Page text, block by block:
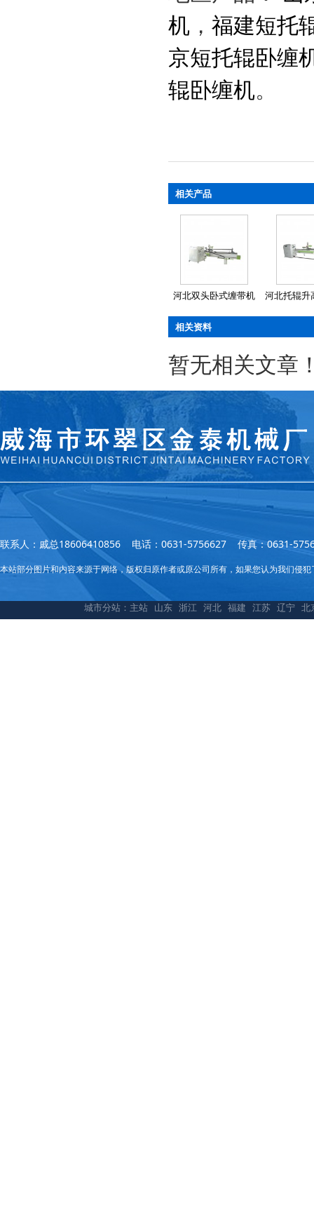
机 ， 福建短托
京短托辊卧缠
辊卧缠机。
相关产品
河北双头卧式缠带机 河北托辊升
相关资料
暂无相关文章
联系人：戚总18606410856 电话：0631-5756627 传真：0631-
本站部分图片和内容来源于网络，版权归原作者或原公司所有，如果您认为我们侵
城市分站： 主站 山东 浙江 河北 福建 江苏 辽宁 北